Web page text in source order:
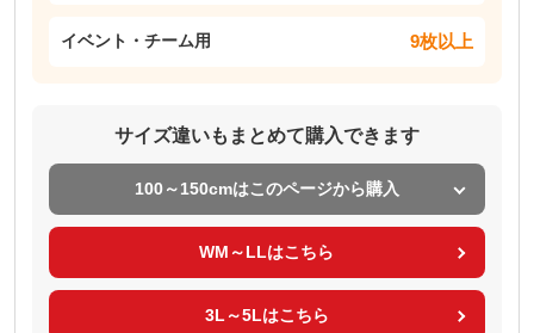
イベント・チーム用 9枚以上
サイズ違いもまとめて購入できます
100～150cmはこのページから購入
WM～LLはこちら
3L～5Lはこちら